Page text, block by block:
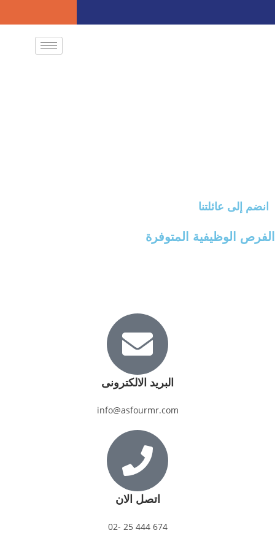
انضم إلى عائلتنا
الفرص الوظيفية المتوفرة
البريد الالكترونى
info@asfourmr.com
اتصل الان
674 444 25 -02